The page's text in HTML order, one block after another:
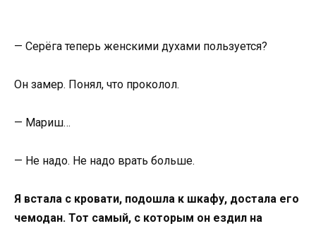
— Серёга теперь женскими духами пользуется?
Он замер. Понял, что проколол.
— Мариш…
— Не надо. Не надо врать больше.
Я встала с кровати, подошла к шкафу, достала его
чемодан. Тот самый, с которым он ездил на